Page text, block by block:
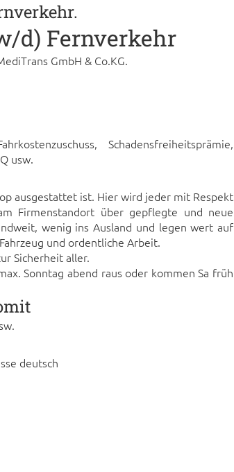
d) Fernverkehr
GmbH & Co.KG.
Schadensfreiheitsprämie,
usw.
ausgestattet ist. Hier wird jeder mit Respekt
Firmenstandort über gepflegte und neue
wenig ins Ausland und legen wert auf
und ordentliche Arbeit.
Sicherheit aller.
Sonntag abend raus oder kommen Sa früh
deutsch